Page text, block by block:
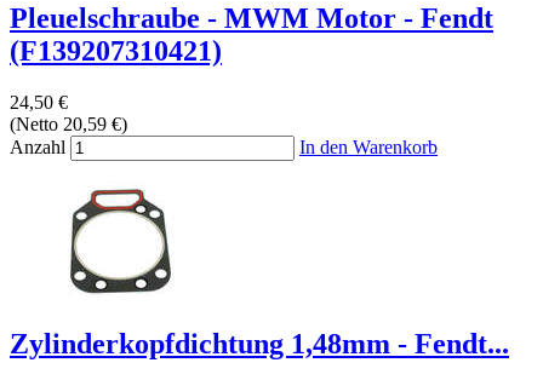
Pleuelschraube - MWM Motor - Fendt
(F139207310421)
24,50 €
(Netto 20,59 €)
Anzahl
In den Warenkorb
Zylinderkopfdichtung 1,48mm - Fendt...